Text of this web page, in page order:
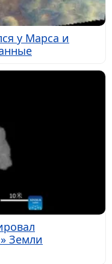
у Марса и
Земли